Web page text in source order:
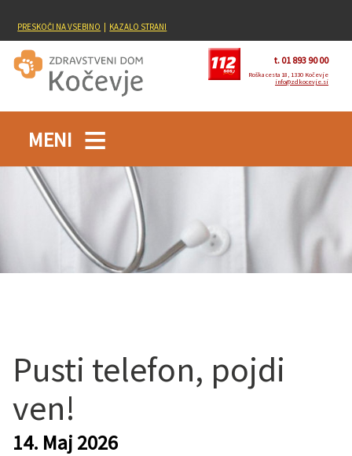
PRESKOČI NA VSEBINO KAZALO STRANI
t. 01 893 90 00
Roška cesta 18, 1330 Kočevje
info@zdkocevje.si
MENI
Pusti telefon, pojdi
ven!
14. Maj 2026